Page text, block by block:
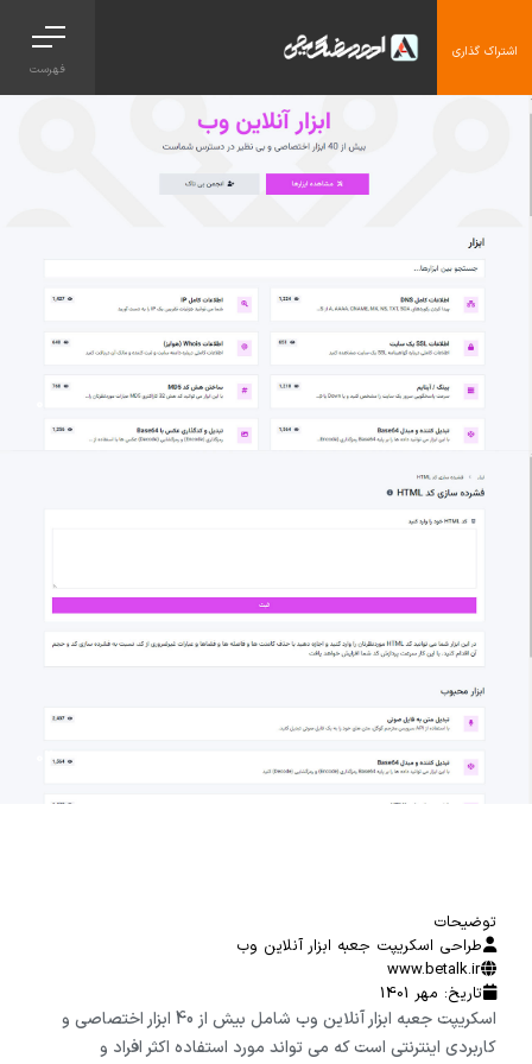
فهرست
اشتراک گذاری
.02
توضیحات
طراحی اسکریپت جعبه ابزار آنلاین وب
www.betalk.ir
تاریخ: مهر 1401
اسکریپت جعبه ابزار آنلاین وب شامل بیش از 40 ابزار اختصاصی و
کاربردی اینترنتی است که می تواند مورد استفاده اکثر افراد و